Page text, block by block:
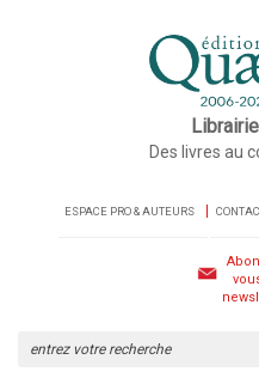
Des livres au
ESPACE PRO & AUTEURS